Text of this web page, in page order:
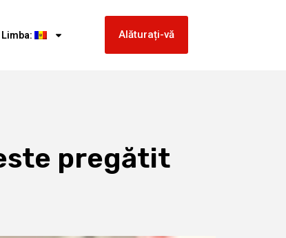
Limba: Alăturați-vă
pregătit